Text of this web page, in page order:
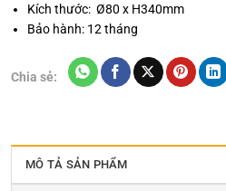
Kích thước: Ø80 x H340mm
Bảo hành: 12 tháng
Chia sẻ:
MÔ TẢ SẢN PHẨM